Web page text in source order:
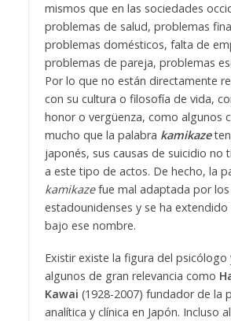
mismos que en las sociedades
problemas de salud, problemas
problemas domésticos, falta de
problemas de pareja, problemas
Por lo que no están directamente
con su cultura o filosofía de vida,
honor o vergüenza, como algunos
mucho que la palabra kamikaze
japonés, sus causas de suicidio no
a este tipo de actos. De hecho, la
kamikazefue mal adaptada por
estadounidenses y se ha extendido
bajo ese nombre.
Existir existe la figura del psicólogo
algunos de gran relevancia como
Kawai (1928-2007) fundador de la
analítica y clínica en Japón. Incluso